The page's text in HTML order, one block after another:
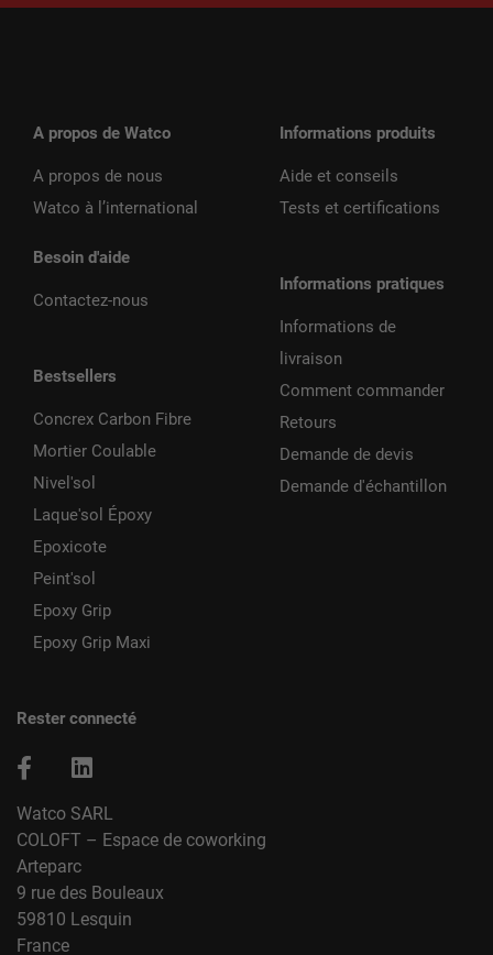
A propos de Watco
A propos de nous
Watco à l’international
Besoin d'aide
Contactez-nous
Bestsellers
Concrex Carbon Fibre
Mortier Coulable
Nivel'sol
Laque'sol Époxy
Epoxicote
Peint'sol
Epoxy Grip
Epoxy Grip Maxi
Informations produits
Aide et conseils
Tests et certifications
Informations pratiques
Informations de
livraison
Comment commander
Retours
Demande de devis
Demande d'échantillon
Rester connecté
Watco SARL
COLOFT – Espace de coworking
Arteparc
9 rue des Bouleaux
59810 Lesquin
France